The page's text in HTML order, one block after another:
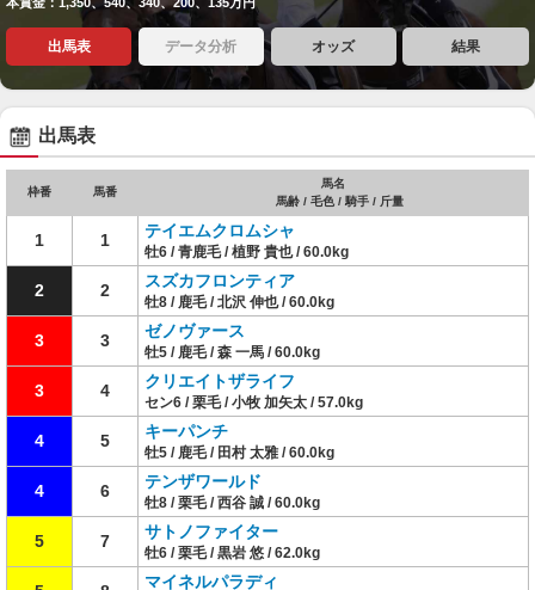
出馬表 データ分析 オッズ 結果
出馬表
枠番 馬番
馬名
馬齢 / 毛色 / 騎手 / 斤量
1 1 テイエムクロムシャ
牡6 / 青鹿毛 / 植野 貴也 / 60.0kg
2 2 スズカフロンティア
牡8 / 鹿毛 / 北沢 伸也 / 60.0kg
3 3 ゼノヴァース
牡5 / 鹿毛 / 森 一馬 / 60.0kg
3 4 クリエイトザライフ
セン6 / 栗毛 / 小牧 加矢太 / 57.0kg
4 5 キーパンチ
牡5 / 鹿毛 / 田村 太雅 / 60.0kg
4 6 テンザワールド
牡8 / 栗毛 / 西谷 誠 / 60.0kg
5 7 サトノファイター
牡6 / 栗毛 / 黒岩 悠 / 62.0kg
マイネルパラディ